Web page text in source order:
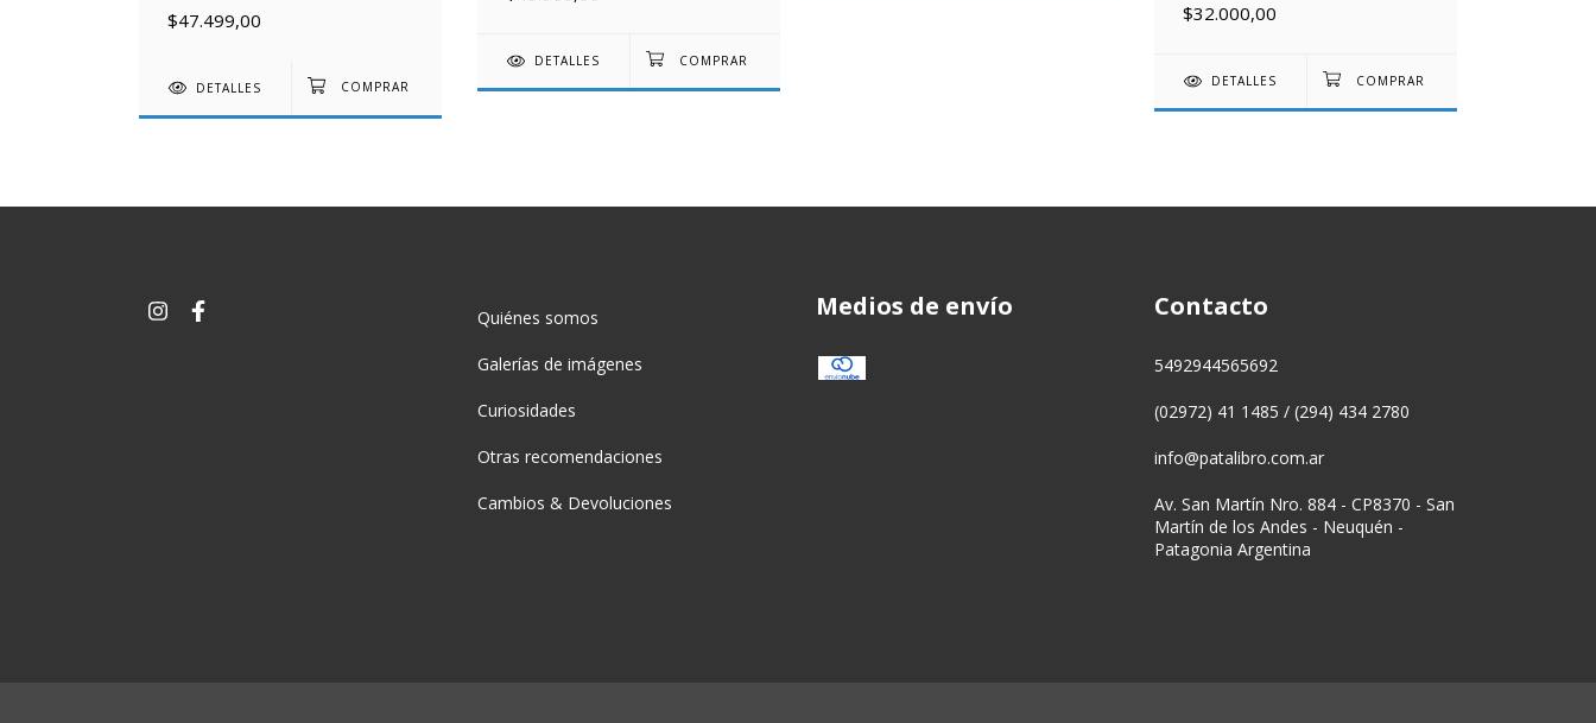
$47.499,00
DETALLES
DETALLES
$32.000,00
DETALLES
Quiénes somos
Galerías de imágenes
Curiosidades
Otras recomendaciones
Cambios & Devoluciones
Medios de envío Contacto
5492944565692
(02972) 41 1485 / (294) 434 2780
info@patalibro.com.ar
Av. San Martín Nro. 884 - CP8370 - San
Martín de los Andes - Neuquén -
Patagonia Argentina